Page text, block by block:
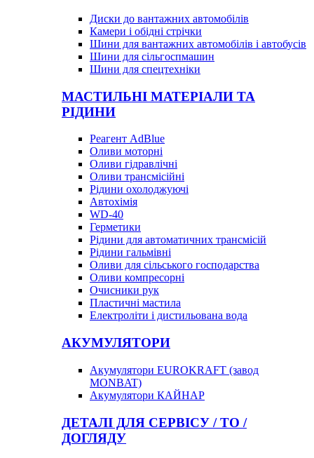
Диски до вантажних автомобілів
Камери і обідні стрічки
Шини для вантажних автомобілів і автобусів
Шини для сільгоспмашин
Шини для спецтехніки
МАСТИЛЬНІ МАТЕРІАЛИ ТА
РІДИНИ
Реагент AdBlue
Оливи моторні
Оливи гідравлічні
Оливи трансмісійні
Рідини охолоджуючі
Автохімія
WD-40
Герметики
Рідини для автоматичних трансмісій
Рідини гальмівні
Оливи для сільського господарства
Оливи компресорні
Очисники рук
Пластичні мастила
Електроліти і дистильована вода
АКУМУЛЯТОРИ
Акумулятори EUROKRAFT (завод
MONBAT)
Акумулятори КАЙНАР
ДЕТАЛІ ДЛЯ СЕРВІСУ / ТО /
ДОГЛЯДУ